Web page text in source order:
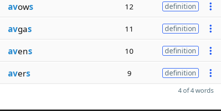
avows 12 definition
avgas 11 definition
avens 10 definition
avers 9 definition
4 of 4 words